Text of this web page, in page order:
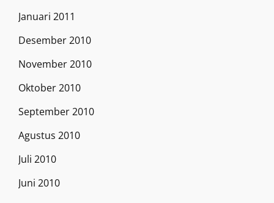
Januari 2011
Desember 2010
November 2010
Oktober 2010
September 2010
Agustus 2010
Juli 2010
Juni 2010